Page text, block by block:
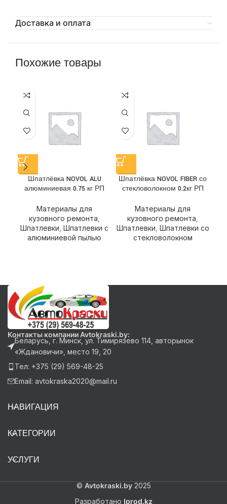
Доставка и оплата
Похожие товары
Шпатлёвка NOVOL ALU
алюминиевая 0.75 кг РП
Материалы для
кузовного ремонта
Шпатлевки Шпатлевки с
алюминиевой пылью
Шпатлёвка NOVOL FIBER со
стекловолокном 0.2кг РП
Материалы для
кузовного ремонта
Шпатлевки Шпатлевки со
стекловолокном
Контакты компании Avtokraski.by:
Беларусь, г. Минск, ул. Тимирязево 114, авторынок
«Ждановичи», место 19, 20
Тел: +375 (29) 569-48-25
Email: avtokraska2020@mail.ru
НАВИГАЦИЯ
КАТЕГОРИИ
УСЛУГИ
© Avtokraski.by2025
Разработано Iprod.kz